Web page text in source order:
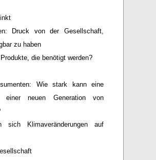
Druck von der Gesellschaft,
zu haben
die benötigt werden?
Wie stark kann eine
einer neuen Generation von
sich Klimaveränderungen auf